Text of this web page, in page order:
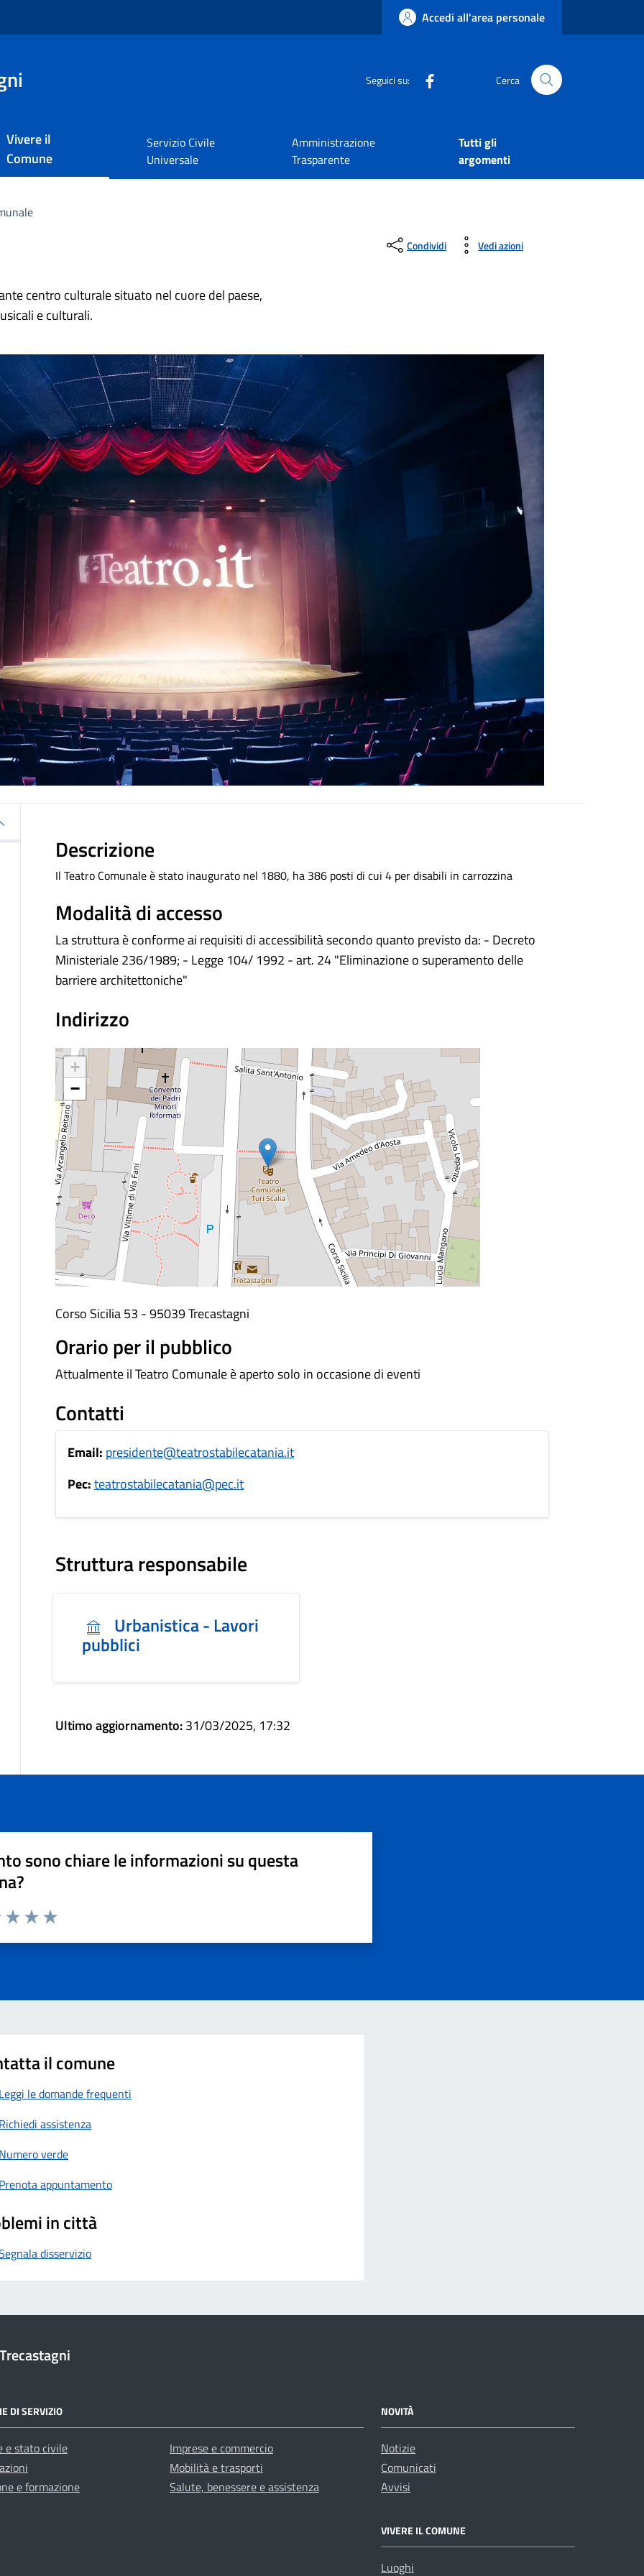
Accedi all'area personale
Seguici su: Cerca
Vivere il
Comune
Servizio Civile
Universale
Amministrazione
Trasparente
Tutti gli
argomenti
centro culturale situato nel cuore del paese,
e culturali.
Condividi Vedi azioni
Descrizione
Il Teatro Comunale è stato inaugurato nel 1880, ha 386 posti di cui 4 per disabili in carrozzina
Modalità di accesso
La struttura è conforme ai requisiti di accessibilità secondo quanto previsto da: - Decreto
Ministeriale 236/1989; - Legge 104/ 1992 - art. 24 "Eliminazione o superamento delle
barriere architettoniche"
Indirizzo
+
−
Corso Sicilia 53 - 95039 Trecastagni
Orario per il pubblico
Attualmente il Teatro Comunale è aperto solo in occasione di eventi
Contatti
Email: presidente@teatrostabilecatania.it
Pec:teatrostabilecatania@pec.it
Struttura responsabile
Urbanistica - Lavori
pubblici
Ultimo aggiornamento:31/03/2025, 17:32
sono chiare le informazioni su questa
il comune
Leggi le domande frequenti
Richiedi assistenza
Numero verde
Prenota appuntamento
in città
disservizio
DI SERVIZIO
e stato civile
e formazione
Imprese e commercio
Mobilità e trasporti
Salute, benessere e assistenza
NOVITÀ
Notizie
Comunicati
Avvisi
VIVERE IL COMUNE
Luoghi